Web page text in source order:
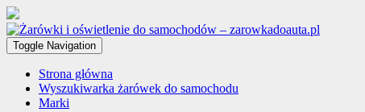
Toggle Navigation
Strona główna
Wyszukiwarka żarówek do samochodu
Marki